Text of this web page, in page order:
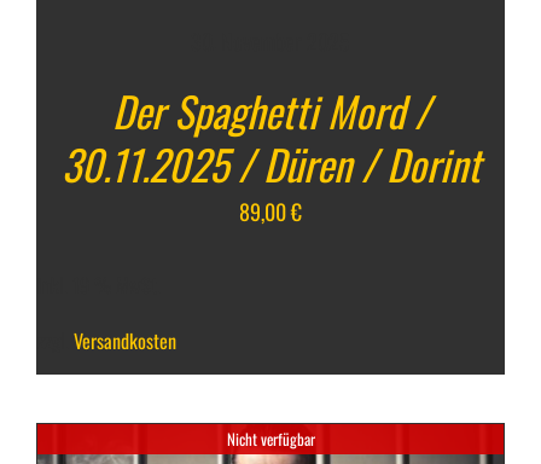
Der Spaghetti Mord /
30.11.2025 / Düren / Dorint
89,00€
Versandkosten
Nicht verfügbar